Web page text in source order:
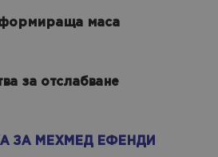
маса
за отслабване
ЗА МЕХМЕД ЕФЕНДИ